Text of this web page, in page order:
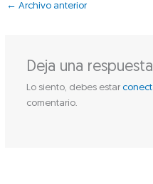
← Archivo anterior
Deja una respuesta
Lo siento, debes estar
comentario.